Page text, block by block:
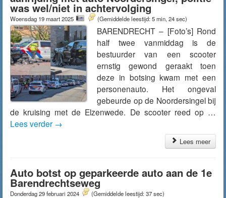
was wel/niet in achtervolging
Woensdag 19 maart 2025 (Gemiddelde leestijd: 5 min, 24 sec)
BARENDRECHT – [Foto’s] Rond
half twee vanmiddag is de
bestuurder van een scooter
ernstig gewond geraakt toen
deze in botsing kwam met een
personenauto. Het ongeval
gebeurde op de Noordersingel bij
de kruising met de Elzenwede. De scooter reed op …
Lees verder →
Lees meer
Auto botst op geparkeerde auto aan de 1e
Barendrechtseweg
Donderdag 29 februari 2024 (Gemiddelde leestijd: 37 sec)